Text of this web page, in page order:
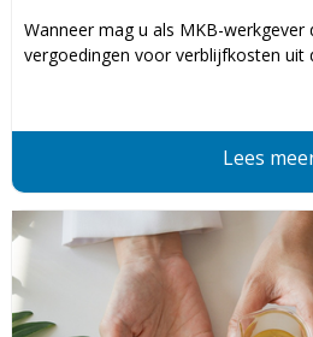
Wanneer mag u als MKB-werkgever
vergoedingen voor verblijfkosten uit
Lees